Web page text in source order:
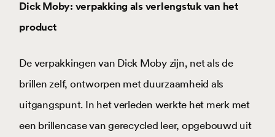
Dick Moby: verpakking als verlengstuk van het
product
De verpakkingen van Dick Moby zijn, net als de
brillen zelf, ontworpen met duurzaamheid als
uitgangspunt. In het verleden werkte het merk met
een brillencase van gerecycled leer, opgebouwd uit